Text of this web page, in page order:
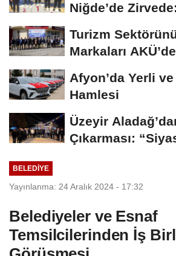
Niğde’de
Turizm
Markaları
Afyon’da Yerli
Hamlesi
Üzeyir
Çıkarması:
BELEDIYE
Yayınlanma: 24 Aralık 2024 - 17:32
Belediyeler ve Esnaf
Temsilcilerinden İş